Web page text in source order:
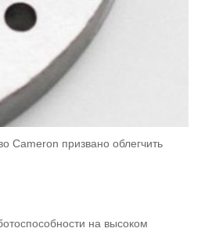
Cameron призвано облегчить
на высоком